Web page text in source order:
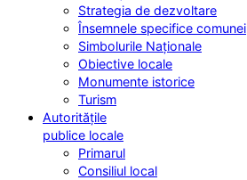
Strategia de dezvoltare
Însemnele specifice comunei
Simbolurile Naționale
Obiective locale
Monumente istorice
Turism
Autoritățile
publice locale
Primarul
Consiliul local